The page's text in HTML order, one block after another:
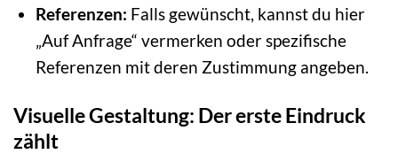
Referenzen: Falls gewünscht, kannst du hier
„Auf Anfrage“ vermerken oder spezifische
Referenzen mit deren Zustimmung angeben.
Visuelle Gestaltung: Der erste Eindruck
zählt